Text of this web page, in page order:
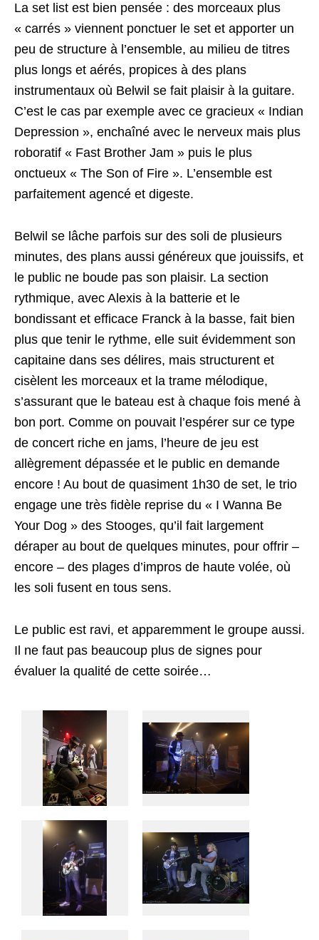
La set list est bien pensée : des morceaux plus
« carrés » viennent ponctuer le set et apporter un
peu de structure à l’ensemble, au milieu de titres
plus longs et aérés, propices à des plans
instrumentaux où Belwil se fait plaisir à la guitare.
C’est le cas par exemple avec ce gracieux « Indian
Depression », enchaîné avec le nerveux mais plus
roboratif « Fast Brother Jam » puis le plus
onctueux « The Son of Fire ». L’ensemble est
parfaitement agencé et digeste.
Belwil se lâche parfois sur des soli de plusieurs
minutes, des plans aussi généreux que jouissifs, et
le public ne boude pas son plaisir. La section
rythmique, avec Alexis à la batterie et le
bondissant et efficace Franck à la basse, fait bien
plus que tenir le rythme, elle suit évidemment son
capitaine dans ses délires, mais structurent et
cisèlent les morceaux et la trame mélodique,
s’assurant que le bateau est à chaque fois mené à
bon port. Comme on pouvait l’espérer sur ce type
de concert riche en jams, l’heure de jeu est
allègrement dépassée et le public en demande
encore ! Au bout de quasiment 1h30 de set, le trio
engage une très fidèle reprise du « I Wanna Be
Your Dog » des Stooges, qu’il fait largement
déraper au bout de quelques minutes, pour offrir –
encore – des plages d’impros de haute volée, où
les soli fusent en tous sens.
Le public est ravi, et apparemment le groupe aussi.
Il ne faut pas beaucoup plus de signes pour
évaluer la qualité de cette soirée…